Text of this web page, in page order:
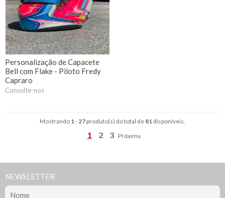
Personalização de Capacete
Bell com Flake - Piloto Fredy
Capraro
Consulte-nos
Mostrando 1-27 produto(s) do total de 81 disponíveis.
1 2 3 Próxima
NEWSLETTER